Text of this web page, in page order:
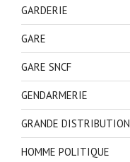
GARDERIE
GARE
GARE SNCF
GENDARMERIE
GRANDE DISTRIBUTION
HOMME POLITIQUE